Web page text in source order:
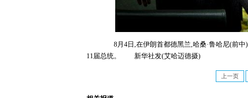
8月4日,在伊朗首都德黑兰,哈桑·鲁哈尼(前中)
11届总统。 新华社发(艾哈迈德摄)
上一页